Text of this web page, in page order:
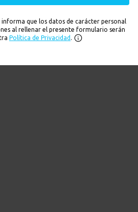
bajo el lema «Nuestro Poder,